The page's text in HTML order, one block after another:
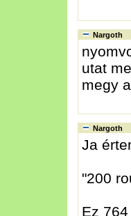
Nargoth
utat
megy
Nargoth
Ja
"200
Ez